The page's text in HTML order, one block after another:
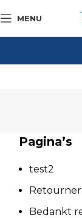
MENU
Pagina’s
test2
Bedankt